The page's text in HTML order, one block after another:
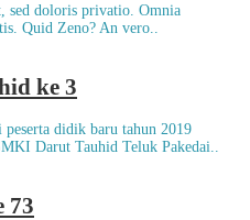
sed doloris privatio. Omnia
Quid Zeno? An vero..
ke 3
didik baru tahun 2019
Darut Tauhid Teluk Pakedai..
73